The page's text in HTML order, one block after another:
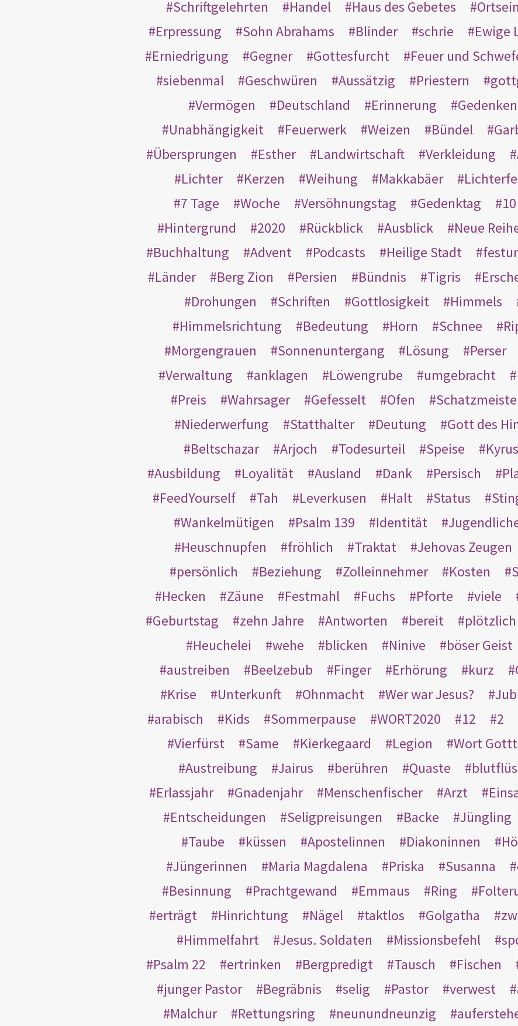
Schriftgelehrten
Handel Haus des Gebetes
Erpressung
Sohn Abrahams Blinder schrie Ewige
Erniedrigung
Gegner Gottesfurcht Feuer und
siebenmal
Geschwüren Aussätzig Priestern
Vermögen
Deutschland Erinnerung Gedenken
Unabhängigkeit
Feuerwerk Weizen Bündel
Übersprungen
Esther Landwirtschaft Verkleidung
Lichter
Kerzen Weihung Makkabäer
7 Tage
Woche Versöhnungstag Gedenktag
Hintergrund
2020 Rückblick Ausblick Neue
Buchhaltung
Advent Podcasts Heilige Stadt
Länder
Berg Zion Persien Bündnis Tigris
Drohungen
Schriften Gottlosigkeit Himmels
Himmelsrichtung
Bedeutung Horn Schnee
Morgengrauen
Sonnenuntergang Lösung Perser
Verwaltung
anklagen Löwengrube umgebracht
Preis
Wahrsager Gefesselt Ofen
Niederwerfung
Statthalter Deutung Gott des
Beltschazar
Arjoch Todesurteil Speise Kyrus
Ausbildung
Loyalität Ausland Dank Persisch
FeedYourself
Tah Leverkusen Halt Status
Wankelmütigen
Psalm 139 Identität
Heuschnupfen
fröhlich Traktat Jehovas Zeugen
persönlich
Beziehung Zolleinnehmer Kosten
Hecken
Zäune Festmahl Fuchs Pforte viele
Geburtstag
zehn Jahre Antworten bereit plötzlich
Heuchelei
wehe blicken Ninive böser Geist
austreiben
Beelzebub Finger Erhörung kurz
Krise
Unterkunft Ohnmacht Wer war Jesus?
arabisch
Kids Sommerpause WORT2020 12 2
Vierfürst
Same Kierkegaard Legion Wort
Austreibung
Jairus berühren Quaste
Erlassjahr
Gnadenjahr Menschenfischer Arzt
Entscheidungen
Seligpreisungen Backe Jüngling
Taube
küssen Apostelinnen Diakoninnen
Jüngerinnen
Maria Magdalena Priska Susanna
Besinnung
Prachtgewand Emmaus Ring
erträgt
Hinrichtung Nägel taktlos Golgatha
Himmelfahrt
Jesus. Soldaten Missionsbefehl
Psalm 22
ertrinken Bergpredigt Tausch Fischen
junger Pastor
Begräbnis selig Pastor verwest
Malchur
Rettungsring neunundneunzig